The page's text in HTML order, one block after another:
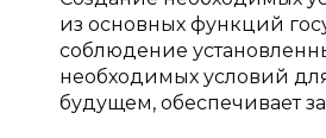
из основных функций
соблюдение
необходимых условий
будущем, обеспечивает